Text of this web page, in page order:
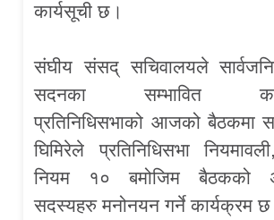
कार्यसूची छ।
संघीय संसद् सचिवालयले
सदनका सम्भावित
प्रतिनिधिसभाको आजको बैठकमा
घिमिरेले प्रतिनिधिसभा
नियम १० बमोजिम बैठकको
सदस्यहरु मनोनयन गर्ने कार्यक्रम